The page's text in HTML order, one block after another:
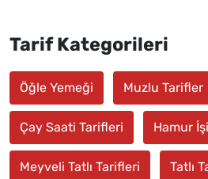
Tarif Kategorileri
Öğle Yemeği Muzlu Tarifler
Çay Saati Tarifleri Hamur
Meyveli Tatlı Tarifleri Tatlı